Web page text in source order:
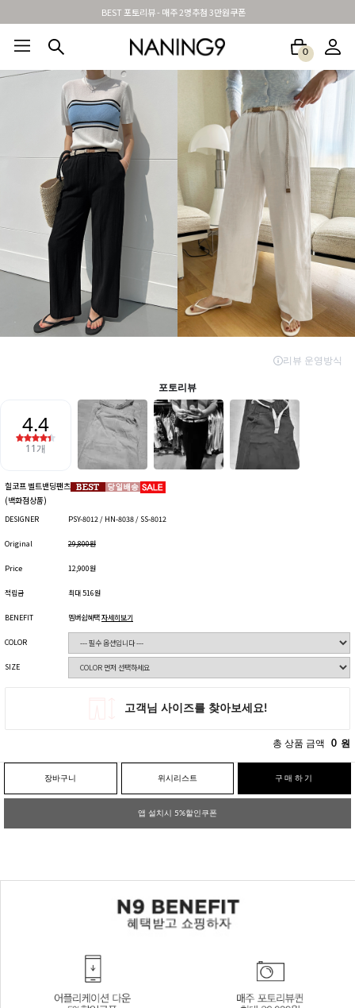
신규가입시 무료배송 + 2천원할인쿠폰
0
NEW5% 베스트재진행 썸머여행룩 아울렛 하객&모임룩
힐코프 벨트밴딩팬츠
(백화점상품)
DESIGNER PSY-8012 / HN-8038 / SS-8012
Original 29,800원
Price 12,900원
적립금 최대 516원
BENEFIT 멤버쉽혜택자세히보기
COLOR
SIZE
총 상품 금액 0 원
장바구니 위시리스트 구매하기
앱 설치시 5%할인쿠폰